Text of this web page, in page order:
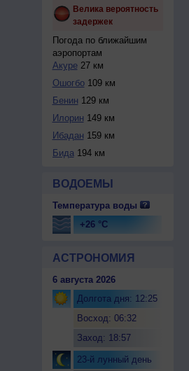
Велика вероятность
задержек
Погода по ближайшим
аэропортам
Акуре27 км
Ошогбо109 км
Бенин 129 км
Илорин 149 км
Ибадан 159 км
Бида194 км
ВОДОЕМЫ
Температура воды
+26 °C
АСТРОНОМИЯ
6 августа 2026
Долгота дня: 12:25
Восход: 06:32
Заход: 18:57
23-й лунный день